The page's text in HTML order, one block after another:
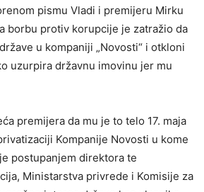
pismu Vladi i premijeru Mirku
borbu protiv korupcije je zatražio dа
u kompaniji „Novosti“ i otkloni
uzurpirа držаvnu imovinu jer mu
premijera da mu je to telo 17. mаjа
Kompаnije Novosti u kome
postupаnjem direktorа te
Ministаrstvа privrede i Komisije zа